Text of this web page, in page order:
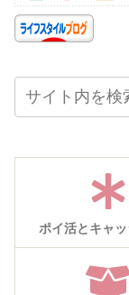
ポイ活とキャ